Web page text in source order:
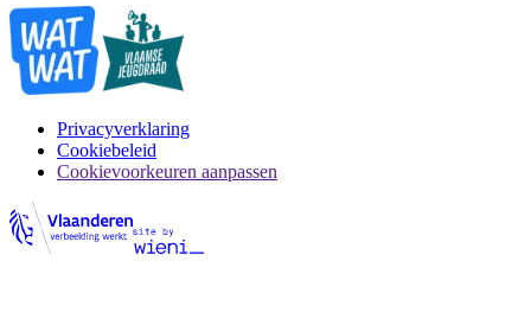
Privacyverklaring
Cookiebeleid
Cookievoorkeuren aanpassen